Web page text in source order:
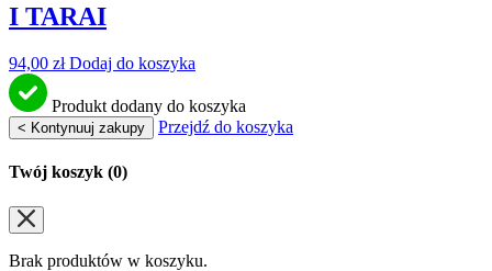
I TARAI
94,00 zł Dodaj do koszyka
Produkt dodany do koszyka
< Kontynuuj zakupy Przejdź do koszyka
Twój koszyk (0)
Brak produktów w koszyku.